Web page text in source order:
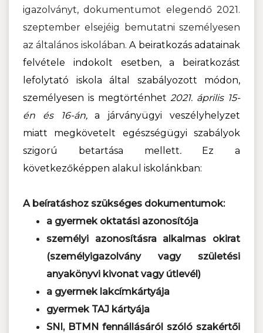
igazolványt, dokumentumot elegendő 2021.
szeptember elsejéig bemutatni személyesen
az általános iskolában. A beiratkozás adatainak
felvétele indokolt esetben, a beiratkozást
lefolytató iskola által szabályozott módon,
személyesen is megtörténhet 2021. április 15-
én és 16-án,a járványügyi veszélyhelyzet
miatt megkövetelt egészségügyi szabályok
szigorú betartása mellett. Ez a
következőképpen alakul iskolánkban:
A beíratáshoz szükséges dokumentumok:
a gyermek oktatási azonosítója
személyi azonosításra alkalmas okirat
(személyigazolvány vagy születési
anyakönyvi kivonat vagy útlevél)
a gyermek lakcímkártyája
gyermek TAJ kártyája
SNI, BTMN fennállásáról szóló szakértői